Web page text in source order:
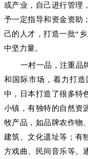
或产业，自己进行管理
予一定指导和资金资助
己的人才，打造一批“
中坚力量。
一村一品，注重品
和国际市场，着力打
中，日本打造了很多特
小镇，有独特的自然资
牧产品，如品牌农作物
建筑、文化遗址等；有
方戏曲、民间音乐等。